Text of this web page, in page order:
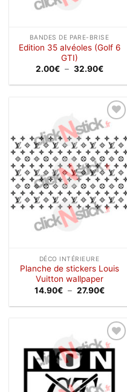
BANDES DE PARE-BRISE
Edition 35 alvéoles (Golf 6
GTI)
2.00€ – 32.90€Plage
prix :
32.90€
Ajouter
à la
wishlist
DÉCO INTÉRIEURE
Planche de stickers Louis
Vuitton wallpaper
14.90€ – 27.90€Plage
prix :
27.90€
Ajouter
wishlist